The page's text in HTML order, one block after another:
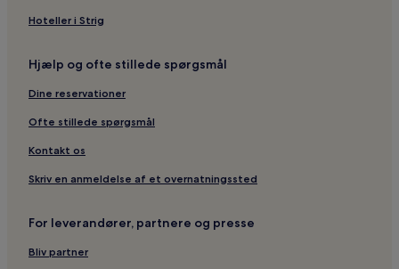
Hoteller i Strig
Hjælp og ofte stillede spørgsmål
Dine reservationer
Ofte stillede spørgsmål
Kontakt os
Skriv en anmeldelse af et overnatningssted
For leverandører, partnere og presse
Bliv partner